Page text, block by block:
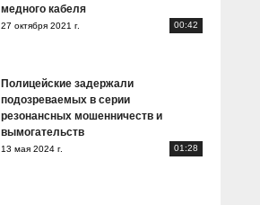
медного кабеля
27 октября 2021 г. 00:42
Полицейские задержали
подозреваемых в серии
резонансных мошенничеств и
вымогательств
13 мая 2024 г. 01:28